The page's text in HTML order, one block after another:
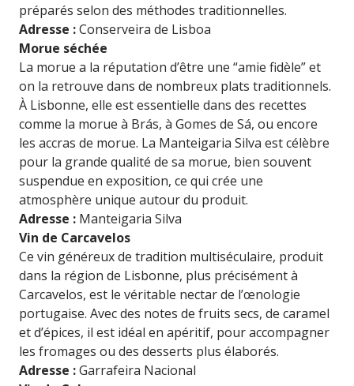
préparés selon des méthodes traditionnelles.
Adresse :Conserveira de Lisboa
Morue séchée
La morue a la réputation d’être une “amie fidèle” et
on la retrouve dans de nombreux plats traditionnels.
À Lisbonne, elle est essentielle dans des recettes
comme la morue à Brás, à Gomes de Sá, ou encore
les accras de morue. La Manteigaria Silva est célèbre
pour la grande qualité de sa morue, bien souvent
suspendue en exposition, ce qui crée une
atmosphère unique autour du produit.
Adresse : Manteigaria Silva
Vin de Carcavelos
Ce vin généreux de tradition multiséculaire, produit
dans la région de Lisbonne, plus précisément à
Carcavelos, est le véritable nectar de l’œnologie
portugaise. Avec des notes de fruits secs, de caramel
et d’épices, il est idéal en apéritif, pour accompagner
les fromages ou des desserts plus élaborés.
Adresse :Garrafeira Nacional